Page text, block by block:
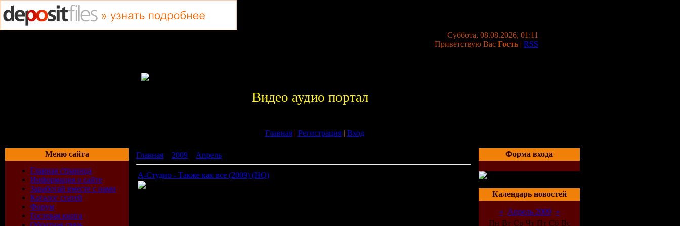
Суббота, 08.08.2026, 01:11
Приветствую Вас Гость | RSS
Видео аудио портал
Главная| Регистрация| Вход
Меню сайта
Главная страница
Информация о сайте
Заработай вместе с нами
Каталог статей
Форум
Гостевая книга
Главная 2009 Апрель
А-Студио - Также как все (2009) (HQ)
Форма входа
Календарь новостей
« Апрель 2009 »
Пн Вт Ср Чт Пт Сб Вс